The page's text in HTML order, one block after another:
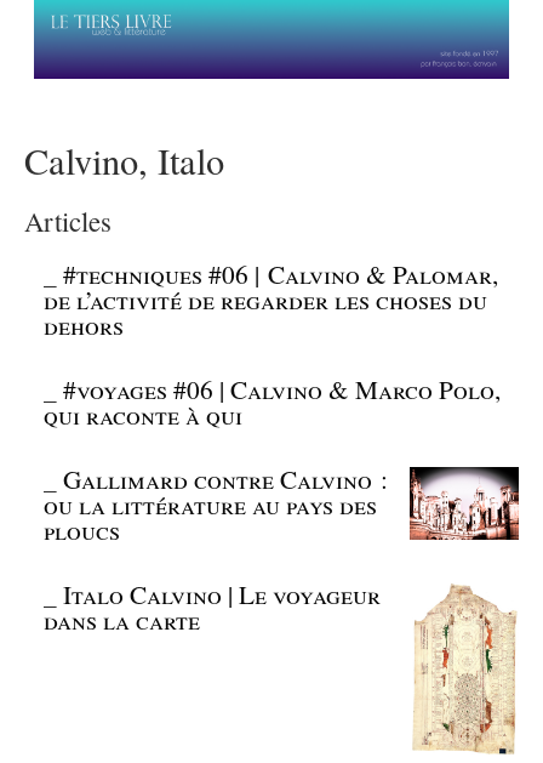
Calvino, Italo
Articles
_#techniques #06 | Calvino & Palomar,
de l’activité de regarder les choses du
dehors
_#voyages #06 | Calvino & Marco Polo,
qui raconte à qui
_Gallimard contre Calvino :
ou la littérature au pays des
ploucs
_Italo Calvino | Le voyageur
dans la carte